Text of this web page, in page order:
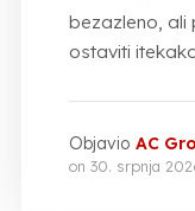
bezazleno, ali
ostaviti
Objavio AC
on 30. srpnja